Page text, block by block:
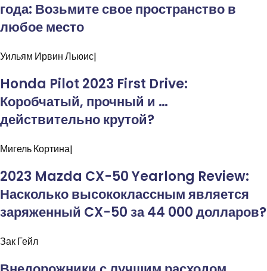
года: Возьмите свое пространство в
любое место
Уильям Ирвин Льюис|
Honda Pilot 2023 First Drive:
Коробчатый, прочный и …
действительно крутой?
Мигель Кортина|
2023 Mazda CX-50 Yearlong Review:
Насколько высококлассным является
заряженный CX-50 за 44 000 долларов?
Зак Гейл